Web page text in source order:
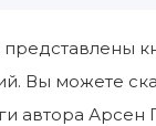
Вы можете
автора Арсен